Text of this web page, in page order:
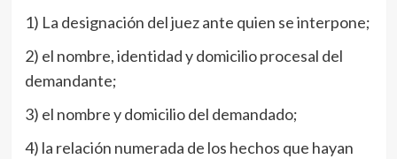
1) La designación del juez ante quien se interpone;
2) el nombre, identidad y domicilio procesal del
demandante;
3) el nombre y domicilio del demandado;
4) la relación numerada de los hechos que hayan